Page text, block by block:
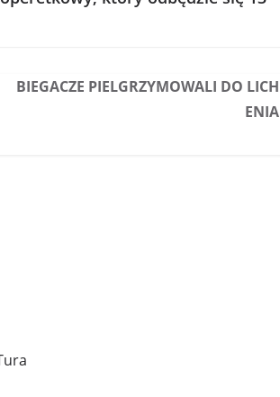
BIEGACZE PIELGRZYMOWALI DO LICH
ENIA